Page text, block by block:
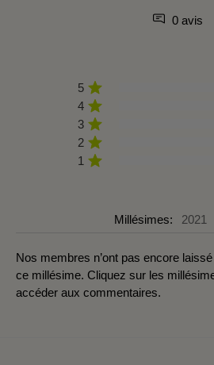
0 avis
5
4
3
2
1
Millésimes: 2021
Nos membres n’ont pas encore
ce millésime. Cliquez sur les
accéder aux commentaires.